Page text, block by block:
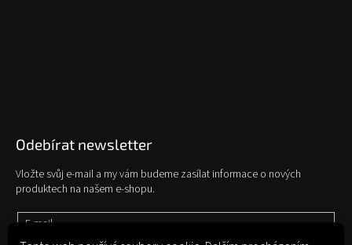
Odebírat newsletter
Vložte svůj e-mail a my vám budeme zasílat informace o nových
produktech na našem e-shopu.
E-mail